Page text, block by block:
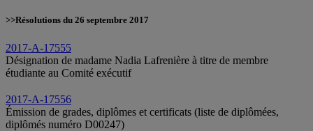
>>Résolutions du 26 septembre 2017
2017-A-17555
Désignation de madame Nadia Lafrenière à titre de membre
étudiante au Comité exécutif
2017-A-17556
Émission de grades, diplômes et certificats (liste de diplômées,
diplômés numéro D00247)